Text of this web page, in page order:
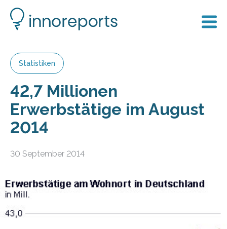
Statistiken
42,7 Millionen
Erwerbstätige im August
2014
30 September 2014